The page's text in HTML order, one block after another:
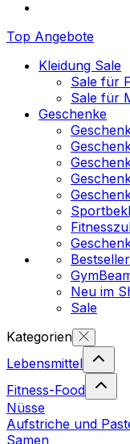
Top Angebote
Kleidung Sale
Sale für
Sale für
Geschenke
Bestseller
Neu im
Sale
Kategorien
Lebensmittel
Fitness-Food
Nüsse
Aufstriche und
Samen